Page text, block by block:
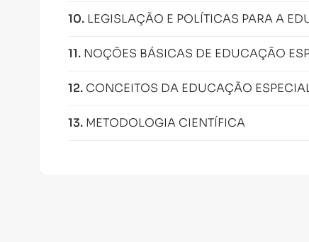
10. LEGISLAÇÃO E POLÍTICAS PARA A
11. NOÇÕES BÁSICAS DE EDUCAÇÃO
12. CONCEITOS DA EDUCAÇÃO
13. METODOLOGIA CIENTÍFICA